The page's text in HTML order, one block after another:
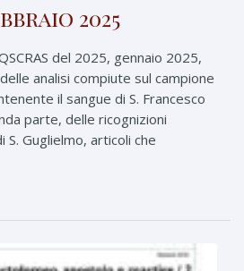
2025
del 2025, gennaio 2025,
analisi compiute sul campione
il sangue di S. Francesco
parte, delle ricognizioni
S. Guglielmo, articoli che